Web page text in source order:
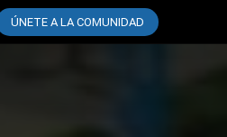
ÚNETE A LA COMUNIDAD